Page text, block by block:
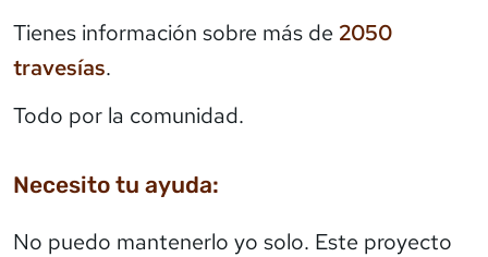
Tienes información sobre más de 2050
travesías.
Todo por la comunidad.
Necesito tu ayuda:
No puedo mantenerlo yo solo. Este proyecto